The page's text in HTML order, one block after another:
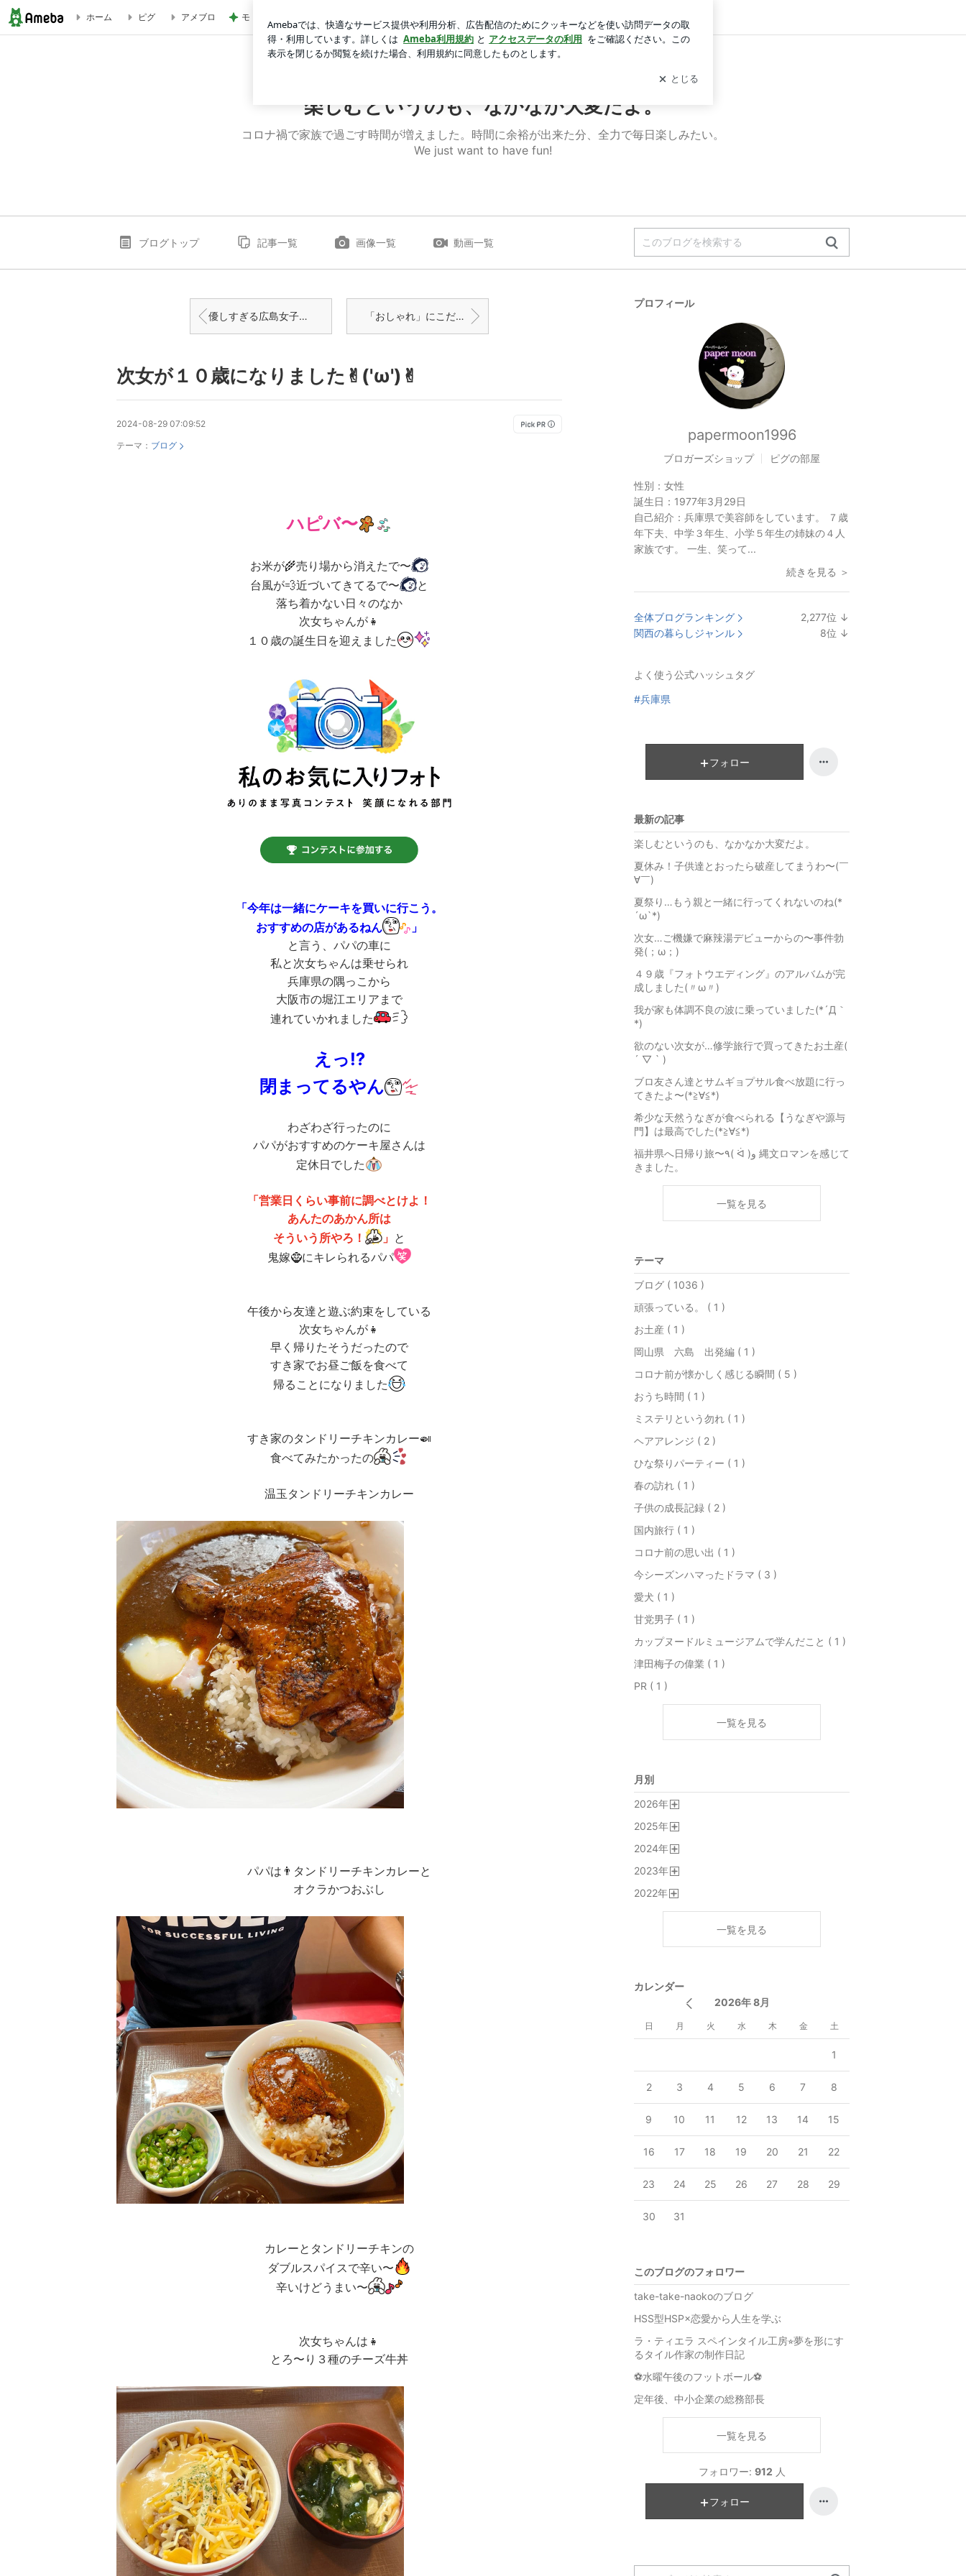
次女が１０歳になりました✌︎('ω')✌︎ | 楽しむというのも、なかなか大変だよ。
ホーム ピグ アメブロ モト 予約が取れない寿司屋で食事 ログイン
楽しむというのも、なかなか大変だよ。
コロナ禍で家族で過ごす時間が増えました。時間に余裕が出来た分、全力で毎日楽しみたい。
We just want to have fun!
ブログトップ 記事一覧 画像一覧 動画一覧
優しすぎる広島女子から、お米が来た〜ヽ(´▽｀)/ 「おしゃれ」にこだわる次女と梅田でショッピング٩( ᐛ )و
次女が１０歳になりました✌︎('ω')✌︎
2024-08-29 07:09:52
テーマ： ブログ
ハピバ〜
お米が🌾売り場から消えたで〜
台風が💨近づいてきてるで〜
と
落ち着かない日々のなか
次女ちゃんが👧
１０歳の誕生日を迎えました
「今年は一緒にケーキを買いに行こう。
おすすめの店があるねん
」
と言う、パパの車に
私と次女ちゃんは乗せられ
兵庫県の隅っこから
大阪市の堀江エリアまで
連れていかれました
えっ⁉️
閉まってるやん
わざわざ行ったのに
パパがおすすめのケーキ屋さんは
定休日でした
「営業日くらい事前に調べとけよ ！
あんたのあかん所は
そういう所やろ！
」 と
鬼嫁🧌にキレられるパパ
午後から友達と遊ぶ約束をしている
次女ちゃんが👧
早く帰りたそうだったので
すき家でお昼ご飯を食べて
帰ることになりました
すき家のタンドリーチキンカレー🍛
食べてみたかったの
温玉タンドリーチキンカレー
パパは👨タンドリーチキンカレーと
オクラかつおぶし
カレーとタンドリーチキンの
ダブルスパイスで辛い〜
辛いけどうまい〜
次女ちゃんは👧
とろ〜り３種のチーズ牛丼
プロフィール
papermoon1996
ブロガーズショップ ピグの部屋
性別： 女性
誕生日： 1977年3月29日
自己紹介： 兵庫県で美容師をしています。 ７歳
年下夫、中学３年生、小学５年生の姉妹の４人
家族です。 一生、笑って...
続きを見る ＞
全体ブログランキング 2,277位 ↓
関西の暮らしジャンル 8位 ↓
よく使う公式ハッシュタグ
#兵庫県
フォロー
最新の記事
楽しむというのも、なかなか大変だよ。
夏休み！子供達とおったら破産してまうわ〜(￣
∀￣)
夏祭り…もう親と一緒に行ってくれないのね(*
´ω`*)
次女…ご機嫌で麻辣湯デビューからの〜事件勃
発(；ω；)
４９歳『フォトウエディング』のアルバムが完
成しました(〃ω〃)
我が家も体調不良の波に乗っていました(*´Д｀
*)
欲のない次女が…修学旅行で買ってきたお土産(
´ ▽ ` )
ブロ友さん達とサムギョプサル食べ放題に行っ
てきたよ〜(*≧∀≦*)
希少な天然うなぎが食べられる【うなぎや源与
門】は最高でした(*≧∀≦*)
福井県へ日帰り旅〜٩( ᐛ )و 縄文ロマンを感じて
きました。
一覧を見る
テーマ
ブログ ( 1036 )
頑張っている。 ( 1 )
お土産 ( 1 )
岡山県 六島 出発編 ( 1 )
コロナ前が懐かしく感じる瞬間 ( 5 )
おうち時間 ( 1 )
ミステリという勿れ ( 1 )
ヘアアレンジ ( 2 )
ひな祭りパーティー ( 1 )
春の訪れ ( 1 )
子供の成長記録 ( 2 )
国内旅行 ( 1 )
コロナ前の思い出 ( 1 )
今シーズンハマったドラマ ( 3 )
愛犬 ( 1 )
甘党男子 ( 1 )
カップヌードルミュージアムで学んだこと ( 1 )
津田梅子の偉業 ( 1 )
PR ( 1 )
一覧を見る
月別
2026年
2025年
2024年
2023年
2022年
一覧を見る
カレンダー
2026年 8月
日 月 火 水 木 金 土
1
2 3 4 5 6 7 8
9 10 11 12 13 14 15
16 17 18 19 20 21 22
23 24 25 26 27 28 29
30 31
このブログのフォロワー
take-take-naokoのブログ
HSS型HSP×恋愛から人生を学ぶ
ラ・ティエラ スペインタイル工房⭐︎夢を形にす
るタイル作家の制作日記
⚽水曜午後のフットボール⚽
定年後、中小企業の総務部長
一覧を見る
フォロワー: 912 人
フォロー